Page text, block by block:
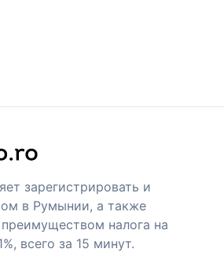
зарегистрировать и
в Румынии, а также
преимуществом налога на
всего за 15 минут.